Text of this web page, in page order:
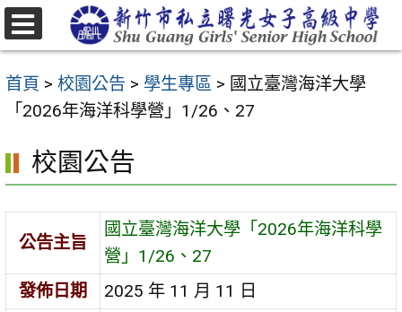
跳
至
要
區
首頁 > 校園公告 > 學生專區 > 國立臺灣海洋大學
「2026年海洋科學營」1/26、27
校園公告
公告主旨
國立臺灣海洋大學「2026年海洋科學
營」1/26、27
發佈日期
2025 年 11 月 11 日
選
單